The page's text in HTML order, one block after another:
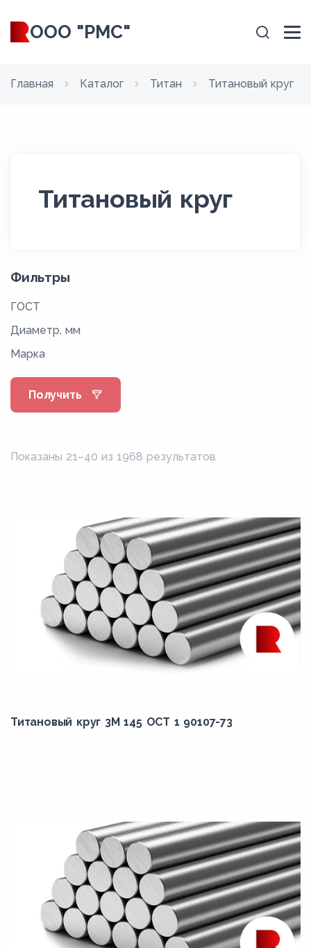
ООО "РМС"
Главная Каталог Титан Титановый круг
Титановый круг
Фильтры
ГОСТ
Диаметр, мм
Марка
Получить
Показаны 21–40 из 1968 результатов
Титановый круг 3М 145 ОСТ 1 90107-73